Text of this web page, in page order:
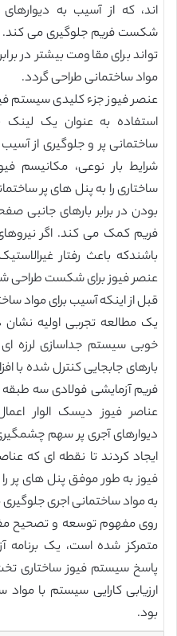
اند، که از آسیب به
شکست فریم جلوگیری می کند.
تواند برای مقاومت بیشتر در
مواد ساختمانی طراحی گردد.
عنصر فیوز جزء کلیدی سیستم
استفاده به عنوان یک لینک
ساختمانی پر و جلوگیری از
شرایط بار نوعی، مکانیسم
ساختاری را به پنل های پر
بودن در برابر بارهای
فریم کمک می کند. اگر
باشندکه باعث رفتار
عنصر فیوز برای شکست طراحی
قبل از اینکه آسیب برای مواد
یک مطالعه تجربی اولیه
خوبی سیستم جداسازی لرزه
بارهای جابجایی کنترل شده با
فریم آزمایشی فولادی سه طبقه
عناصر فیوز دیسک الوار
دیوارهای آجری پر سهم
ایجاد کردند تا نقطه ای که
فیوز به طور موفق پنل های پر
به مواد ساختمانی اجری
روی مفهوم توسعه و تصحیح
متمرکز شده است، یک برنامه
پاسخ سیستم فیوز ساختاری
ارزیابی کارایی سیستم با
بود.